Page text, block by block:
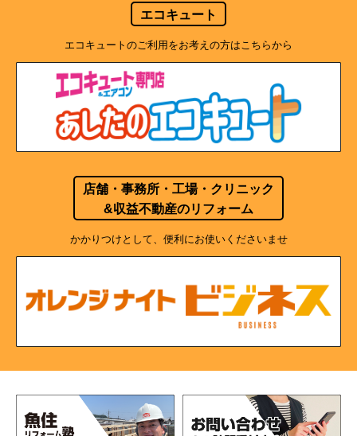
エコキュート
エコキュートのご利用をお考えの方はこちらから
店舗・事務所・工場・クリニック
&収益不動産のリフォーム
かかりつけとして、便利にお使いくださいませ